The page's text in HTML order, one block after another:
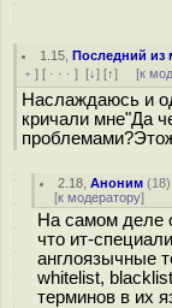
1.15 ,Последний из
﹢ ] [ · · · ] [↓] [↑] [к
Наслаждаюсь и
кричали мне"Да
2.18 ,Аноним (18
[к модератору]
На самом деле
что ит-
англоязычные
whitelist,
терминов в их